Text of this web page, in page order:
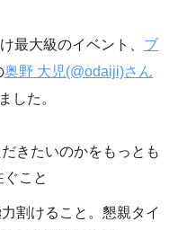
最大級のイベント、 ブ
奥野 大児(@odaiji)さん
した。
きたいのかをもっとも
こと
割けること。懇親タイ